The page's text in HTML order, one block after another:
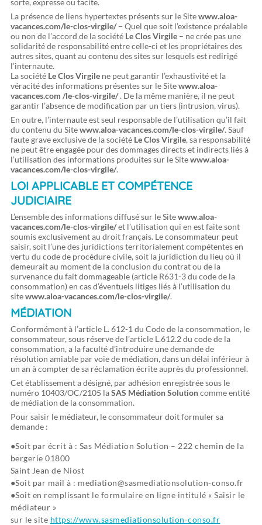
sorte, expresse ou tacite.
La présence de liens hypertextes présents sur le Sitewww.aloa-
vacances.com/le-clos-virgile/– Quel que soit l’existence préalable
ou non de l’accord de la société Le Clos Virgile– ne crée pas une
solidarité de responsabilité entre celle-ci et les propriétaires des
autres sites, quant au contenu des sites sur lesquels est redirigé
l’internaute.
La société Le Clos Virgile ne peut garantir l’exhaustivité et la
véracité des informations présentes sur le Sitewww.aloa-
vacances.com /le-clos-virgile/. De la même manière, il ne peut
garantir l’absence de modification par un tiers (intrusion, virus).
En outre, l’internaute est seul responsable de l’utilisation qu’il fait
du contenu du Sitewww.aloa-vacances.com/le-clos-virgile/. Sauf
faute grave exclusive de la société Le Clos Virgile, sa responsabilité
ne peut être engagée pour des dommages directs et indirects liés à
l’utilisation des informations produites sur le Sitewww.aloa-
vacances.com/le-clos-virgile/.
LOI APPLICABLE ET COMPÉTENCE
JUDICIAIRE
L’ensemble des informations diffusé sur le Sitewww.aloa-
vacances.com/le-clos-virgile/et l’utilisation qui en est faite sont
soumis exclusivement au droit français. Le consommateur peut
saisir, soit l’une des juridictions territorialement compétentes en
vertu du code de procédure civile, soit la juridiction du lieu où il
demeurait au moment de la conclusion du contrat ou de la
survenance du fait dommageable (article R631-3 du code de la
consommation) en cas d’éventuels litiges liés à l’utilisation du
sitewww.aloa-vacances.com/le-clos-virgile/.
MÉDIATION
Conformément à l’article L. 612-1 du Code de la consommation, le
consommateur, sous réserve de l’article L.612.2 du code de la
consommation, a la faculté d’introduire une demande de
résolution amiable par voie de médiation, dans un délai inférieur à
un an à compter de sa réclamation écrite auprès du professionnel.
Cet établissement a désigné, par adhésion enregistrée sous le
numéro 10403/OC/2105 laSAS Médiation Solutioncomme entité
de médiation de la consommation.
Pour saisir le médiateur, le consommateur doit formuler sa
demande :
Soit par écrit à : Sas Médiation Solution – 222 chemin de la
bergerie 01800
Saint Jean de Niost
Soit par mail à : mediation@sasmediationsolution-conso.fr
Soit en remplissant le formulaire en ligne intitulé « Saisir le
médiateur »
sur le site https://www.sasmediationsolution-conso.fr